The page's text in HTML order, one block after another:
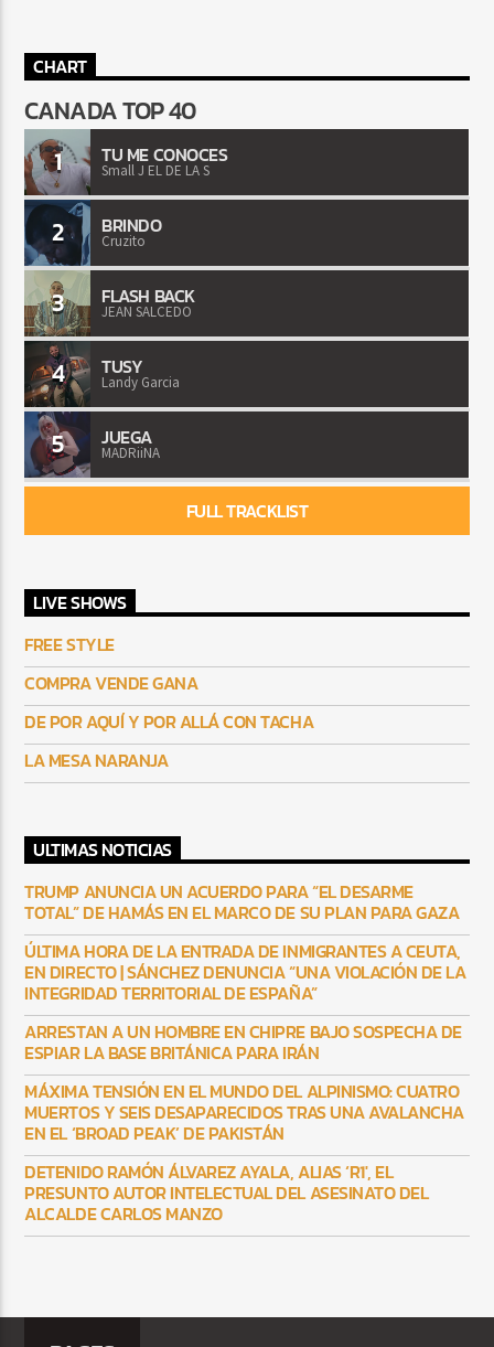
CHART
CANADA TOP 40
1 TU ME CONOCES
Small J EL DE LA S
2 BRINDO
Cruzito
3 FLASH BACK
JEAN SALCEDO
4 TUSY
Landy Garcia
5 JUEGA
MADRiiNA
FULL TRACKLIST
LIVE SHOWS
FREE STYLE
COMPRA VENDE GANA
DE POR AQUÍ Y POR ALLÁ CON TACHA
LA MESA NARANJA
ULTIMAS NOTICIAS
TRUMP ANUNCIA UN ACUERDO PARA “EL DESARME
TOTAL” DE HAMÁS EN EL MARCO DE SU PLAN PARA GAZA
ÚLTIMA HORA DE LA ENTRADA DE INMIGRANTES A CEUTA,
EN DIRECTO | SÁNCHEZ DENUNCIA “UNA VIOLACIÓN DE LA
INTEGRIDAD TERRITORIAL DE ESPAÑA”
ARRESTAN A UN HOMBRE EN CHIPRE BAJO SOSPECHA DE
ESPIAR LA BASE BRITÁNICA PARA IRÁN
MÁXIMA TENSIÓN EN EL MUNDO DEL ALPINISMO: CUATRO
MUERTOS Y SEIS DESAPARECIDOS TRAS UNA AVALANCHA
EN EL ‘BROAD PEAK’ DE PAKISTÁN
DETENIDO RAMÓN ÁLVAREZ AYALA, ALIAS ‘R1′, EL
PRESUNTO AUTOR INTELECTUAL DEL ASESINATO DEL
ALCALDE CARLOS MANZO